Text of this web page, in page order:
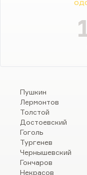
Пушкин
Лермонтов
Толстой
Достоевский
Гоголь
Тургенев
Чернышевский
Гончаров
Некрасов